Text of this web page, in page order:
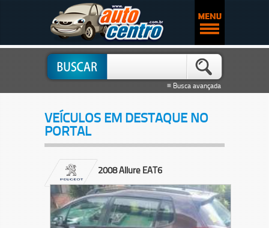
≡ Busca avançada
VEÍCULOS EM DESTAQUE NO
PORTAL
2008 Allure EAT6